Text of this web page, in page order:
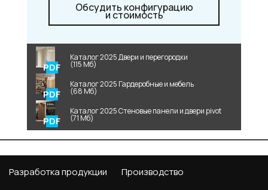
Обсудить конфигурацию
и стоимость
Каталог 2025 Двери и перегородки
(115 Мб)
Каталог 2025 Гардеробные и мебель
(68 Мб)
Каталог 2025 Стеновые панели и двери pivot
(71 Мб)
Разработка продукции Производство